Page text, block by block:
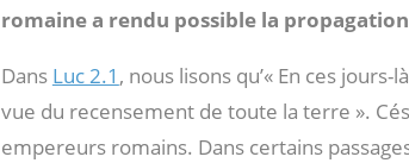
romaine a rendu possible la
Dans Luc 2.1 , nous lisons qu’« En ces
vue du recensement de toute la terre ».
empereurs romains. Dans certains